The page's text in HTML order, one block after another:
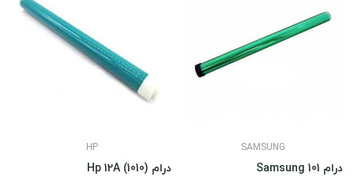
HP
درام Hp 12A (1010)
SAMSUNG
درام Samsung 101